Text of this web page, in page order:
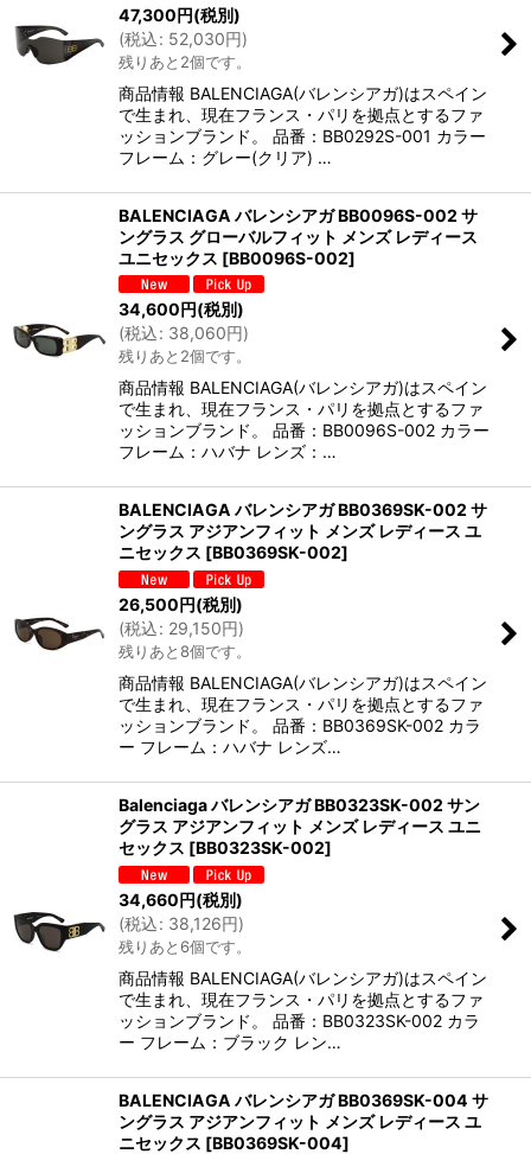
47,300円(税別)
(税込: 52,030円)
残りあと2個です。
商品情報 BALENCIAGA(バレンシアガ)はスペイン
で生まれ、現在フランス・パリを拠点とするファ
ッションブランド。 品番：BB0292S-001 カラー
フレーム：グレー(クリア) …
BALENCIAGA バレンシアガ BB0096S-002 サ
ングラス グローバルフィット メンズ レディース
ユニセックス [BB0096S-002]
34,600 円(税別)
(税込: 38,060円)
残りあと2個です。
商品情報 BALENCIAGA(バレンシアガ)はスペイン
で生まれ、現在フランス・パリを拠点とするファ
ッションブランド。 品番：BB0096S-002 カラー
フレーム：ハバナ レンズ：…
BALENCIAGA バレンシアガ BB0369SK-002 サ
ングラス アジアンフィット メンズ レディース ユ
ニセックス [BB0369SK-002]
26,500円(税別)
(税込: 29,150円)
残りあと8個です。
商品情報 BALENCIAGA(バレンシアガ)はスペイン
で生まれ、現在フランス・パリを拠点とするファ
ッションブランド。 品番：BB0369SK-002 カラ
ー フレーム：ハバナ レンズ…
Balenciaga バレンシアガ BB0323SK-002 サン
グラス アジアンフィット メンズ レディース ユニ
セックス [BB0323SK-002]
34,660円(税別)
(税込: 38,126円)
残りあと6個です。
商品情報 BALENCIAGA(バレンシアガ)はスペイン
で生まれ、現在フランス・パリを拠点とするファ
ッションブランド。 品番：BB0323SK-002 カラ
ー フレーム：ブラック レン…
BALENCIAGA バレンシアガ BB0369SK-004 サ
ングラス アジアンフィット メンズ レディース ユ
ニセックス [BB0369SK-004]